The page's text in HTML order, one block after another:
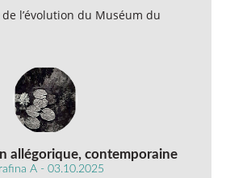
l’évolution du Muséum du
allégorique, contemporaine
A - 03.10.2025